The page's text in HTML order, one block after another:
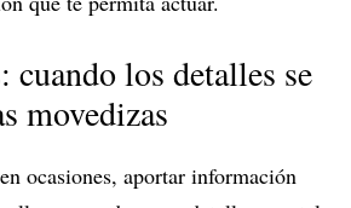
cuando los detalles se
movedizas
ocasiones, aportar información